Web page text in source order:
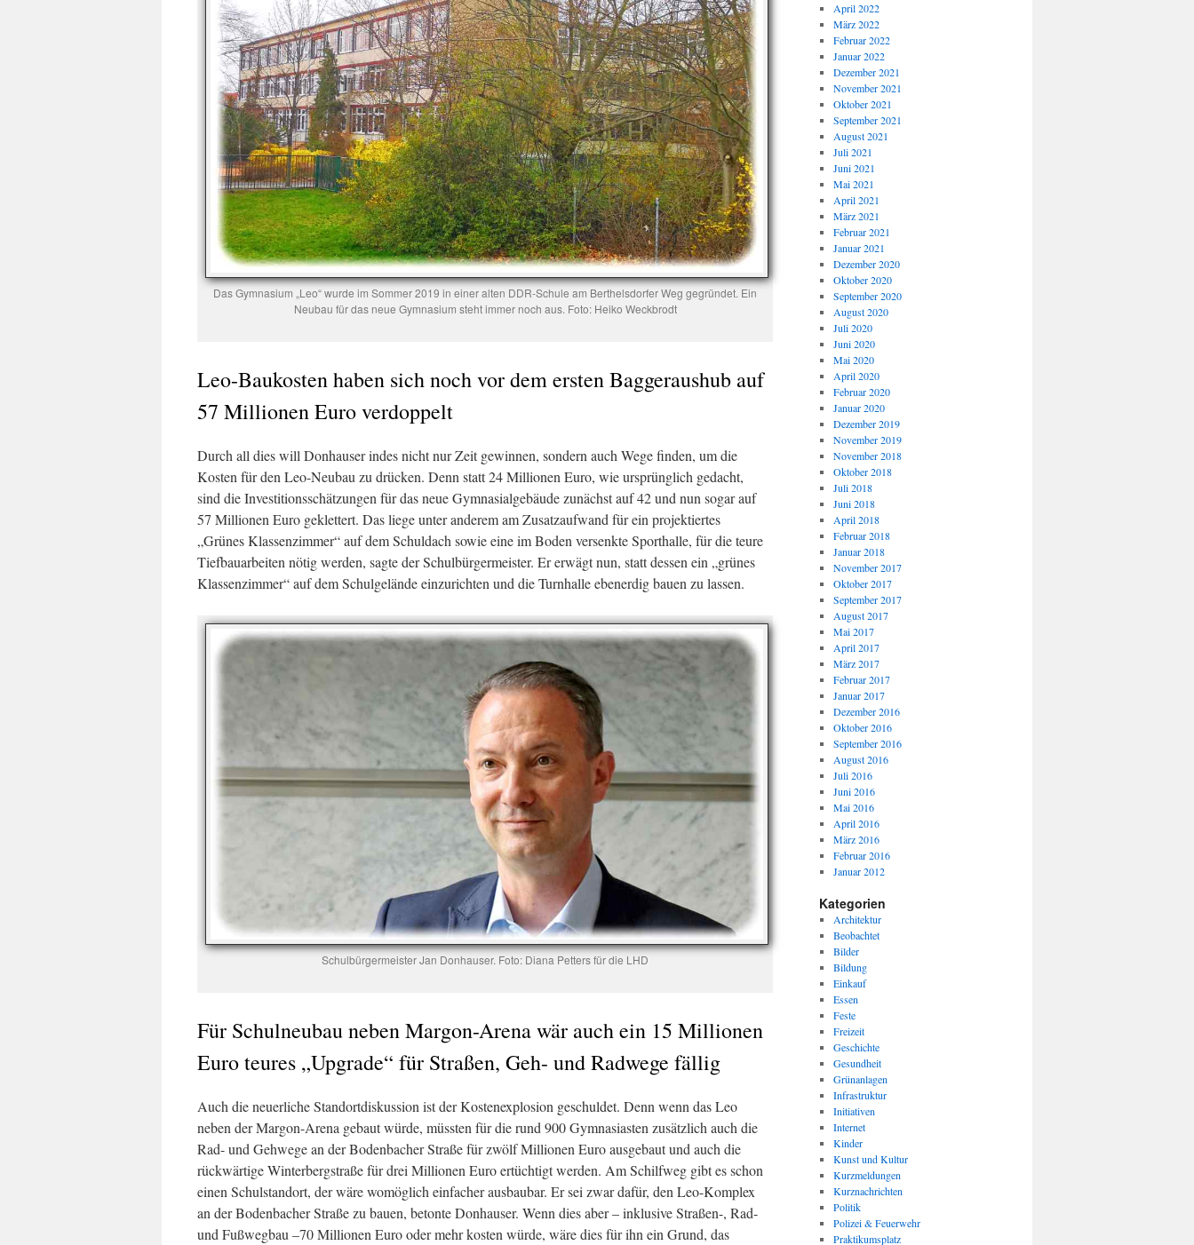
Das Gymnasium „Leo“ wurde im Sommer 2019 in einer alten DDR-Schule am Berthelsdorfer Weg gegründet. Ein
Neubau für das neue Gymnasium steht immer noch aus. Foto: Heiko Weckbrodt
Leo-Baukosten haben sich noch vor dem ersten Baggeraushub auf
57 Millionen Euro verdoppelt
Durch all dies will Donhauser indes nicht nur Zeit gewinnen, sondern auch Wege finden, um die
Kosten für den Leo-Neubau zu drücken. Denn statt 24 Millionen Euro, wie ursprünglich gedacht,
sind die Investitionsschätzungen für das neue Gymnasialgebäude zunächst auf 42 und nun sogar auf
57 Millionen Euro geklettert. Das liege unter anderem am Zusatzaufwand für ein projektiertes
„Grünes Klassenzimmer“ auf dem Schuldach sowie eine im Boden versenkte Sporthalle, für die teure
Tiefbauarbeiten nötig werden, sagte der Schulbürgermeister. Er erwägt nun, statt dessen ein „grünes
Klassenzimmer“ auf dem Schulgelände einzurichten und die Turnhalle ebenerdig bauen zu lassen.
Schulbürgermeister Jan Donhauser. Foto: Diana Petters für die LHD
Für Schulneubau neben Margon-Arena wär auch ein 15 Millionen
Euro teures „Upgrade“ für Straßen, Geh- und Radwege fällig
Auch die neuerliche Standortdiskussion ist der Kostenexplosion geschuldet. Denn wenn das Leo
neben der Margon-Arena gebaut würde, müssten für die rund 900 Gymnasiasten zusätzlich auch die
Rad- und Gehwege an der Bodenbacher Straße für zwölf Millionen Euro ausgebaut und auch die
rückwärtige Winterbergstraße für drei Millionen Euro ertüchtigt werden. Am Schilfweg gibt es schon
einen Schulstandort, der wäre womöglich einfacher ausbaubar. Er sei zwar dafür, den Leo-Komplex
an der Bodenbacher Straße zu bauen, betonte Donhauser. Wenn dies aber – inklusive Straßen-, Rad-
und Fußwegbau –70 Millionen Euro oder mehr kosten würde, wäre dies für ihn ein Grund, das
April 2022
März 2022
Februar 2022
Januar 2022
Dezember 2021
November 2021
Oktober 2021
September 2021
August 2021
Juli 2021
Juni 2021
Mai 2021
April 2021
März 2021
Februar 2021
Januar 2021
Dezember 2020
Oktober 2020
September 2020
August 2020
Juli 2020
Juni 2020
Mai 2020
April 2020
Februar 2020
Januar 2020
Dezember 2019
November 2019
November 2018
Oktober 2018
Juli 2018
Juni 2018
April 2018
Februar 2018
Januar 2018
November 2017
Oktober 2017
September 2017
August 2017
Mai 2017
April 2017
März 2017
Februar 2017
Januar 2017
Dezember 2016
Oktober 2016
September 2016
August 2016
Juli 2016
Juni 2016
Mai 2016
April 2016
März 2016
Februar 2016
Januar 2012
Kategorien
Architektur
Beobachtet
Bilder
Bildung
Einkauf
Essen
Feste
Freizeit
Geschichte
Gesundheit
Grünanlagen
Infrastruktur
Initiativen
Internet
Kinder
Kunst und Kultur
Kurzmeldungen
Kurznachrichten
Politik
Polizei & Feuerwehr
Praktikumsplatz